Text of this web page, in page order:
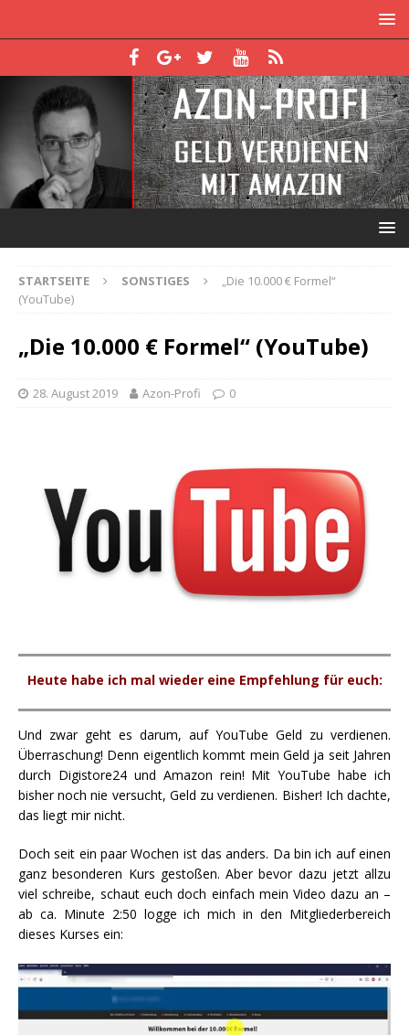
STARTSEITE SONSTIGES
„Die 10.000 € Formel“
(YouTube)
„Die 10.000 € Formel“ (YouTube)
28. August 2019 Azon-Profi 0
Heute habe ich mal wieder eine Empfehlung für euch:
Und zwar geht es darum, auf YouTube Geld zu verdienen.
Überraschung! Denn eigentlich kommt mein Geld ja seit Jahren
durch Digistore24 und Amazon rein! Mit YouTube habe ich
bisher noch nie versucht, Geld zu verdienen. Bisher! Ich dachte,
das liegt mir nicht.
Doch seit ein paar Wochen ist das anders. Da bin ich auf einen
ganz besonderen Kurs gestoßen. Aber bevor dazu jetzt allzu
viel schreibe, schaut euch doch einfach mein Video dazu an –
ab ca. Minute 2:50 logge ich mich in den Mitgliederbereich
dieses Kurses ein: